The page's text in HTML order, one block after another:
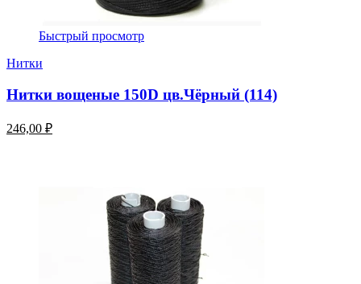
Быстрый просмотр
Нитки
Нитки вощеные 150D цв.Чёрный (114)
246,00 ₽